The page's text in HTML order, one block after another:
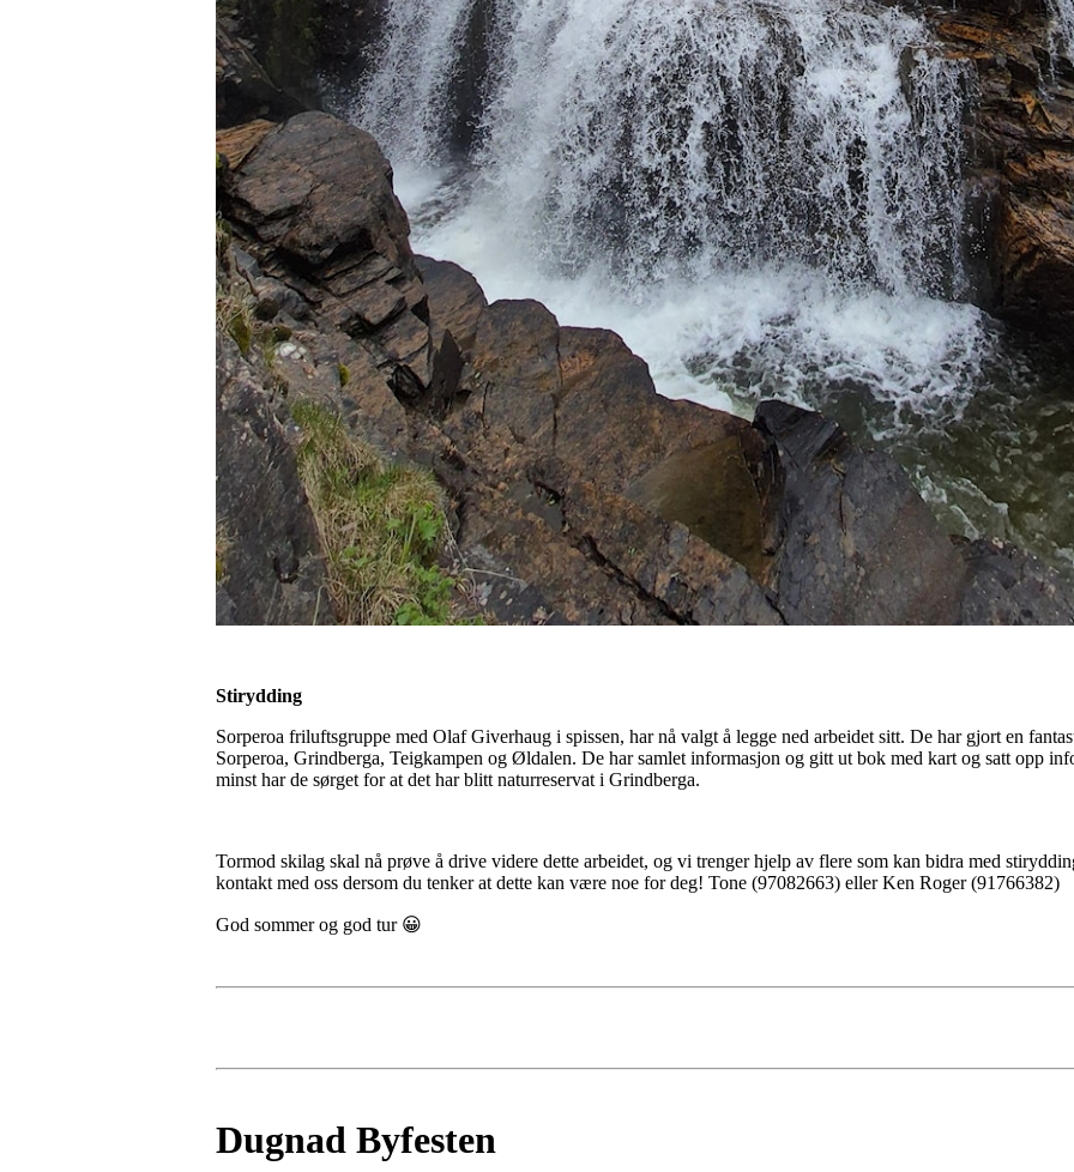
Stirydding
Sorperoa friluftsgruppe med Olaf Giverhaug i spissen, har nå valgt å legge ned arbeidet sitt. De har gjort en
Sorperoa, Grindberga, Teigkampen og Øldalen. De har samlet informasjon og gitt ut bok med kart og satt opp
minst har de sørget for at det har blitt naturreservat i Grindberga.
Tormod skilag skal nå prøve å drive videre dette arbeidet, og vi trenger hjelp av flere som kan bidra med
kontakt med oss dersom du tenker at dette kan være noe for deg! Tone (97082663) eller Ken Roger (91766382)
God sommer og god tur 😀
Dugnad Byfesten